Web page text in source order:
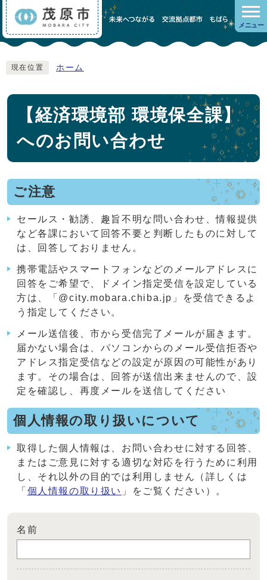
メニュー
現在位置 ホーム
【経済環境部 環境保全課】
へのお問い合わせ
ご注意
セールス・勧誘、趣旨不明な問い合わせ、情報提供
など各課において回答不要と判断したものに対して
は、回答しておりません。
携帯電話やスマートフォンなどのメールアドレスに
回答をご希望で、ドメイン指定受信を設定している
方は、「@city.mobara.chiba.jp」を受信できるよ
う指定してください。
メール送信後、市から受信完了メールが届きます。
届かない場合は、パソコンからのメール受信拒否や
アドレス指定受信などの設定が原因の可能性があり
ます。その場合は、回答が送信出来ませんので、設
定を確認し、再度メールを送信してください
個人情報の取り扱いについて
取得した個人情報は、お問い合わせに対する回答、
またはご意見に対する適切な対応を行うために利用
し、それ以外の目的では利用しません（詳しくは
「 個人情報の取り扱い 」をご覧ください）。
名前